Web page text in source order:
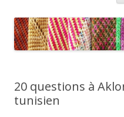
20 questions à
tunisien